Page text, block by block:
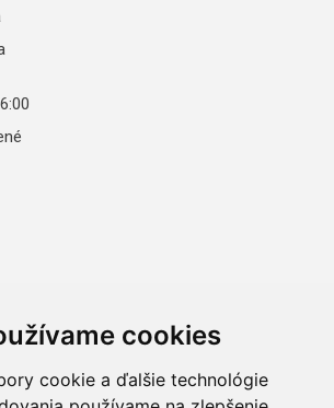
cookies
cookie a ďalšie technológie